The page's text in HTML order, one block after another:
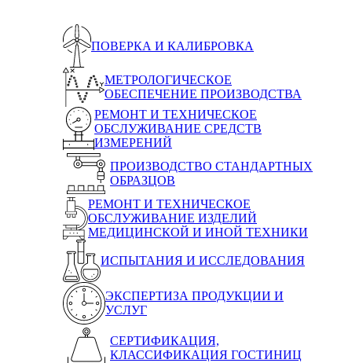
ПОВЕРКА И КАЛИБРОВКА
МЕТРОЛОГИЧЕСКОЕ
ОБЕСПЕЧЕНИЕ ПРОИЗВОДСТВА
РЕМОНТ И ТЕХНИЧЕСКОЕ
ОБСЛУЖИВАНИЕ СРЕДСТВ
ИЗМЕРЕНИЙ
ПРОИЗВОДСТВО СТАНДАРТНЫХ
ОБРАЗЦОВ
РЕМОНТ И ТЕХНИЧЕСКОЕ
ОБСЛУЖИВАНИЕ ИЗДЕЛИЙ
МЕДИЦИНСКОЙ И ИНОЙ ТЕХНИКИ
ИСПЫТАНИЯ И ИССЛЕДОВАНИЯ
ЭКСПЕРТИЗА ПРОДУКЦИИ И
УСЛУГ
СЕРТИФИКАЦИЯ,
КЛАССИФИКАЦИЯ ГОСТИНИЦ